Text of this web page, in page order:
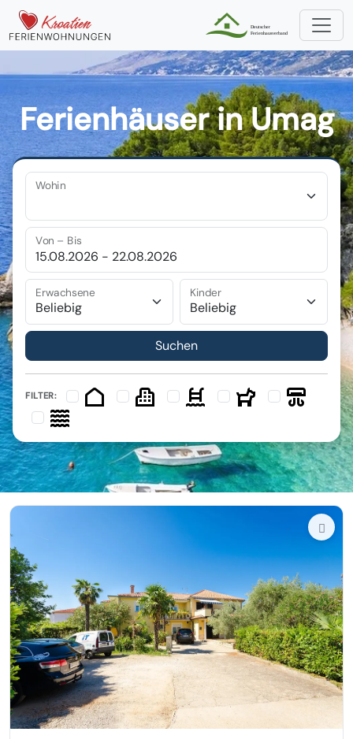
Ferienhäuser in Umag
Wohin
Von – Bis
Erwachsene Kinder
FILTER: